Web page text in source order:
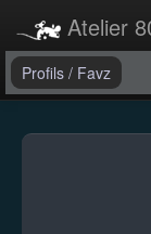
Atelier
Forums
Profils / Favz